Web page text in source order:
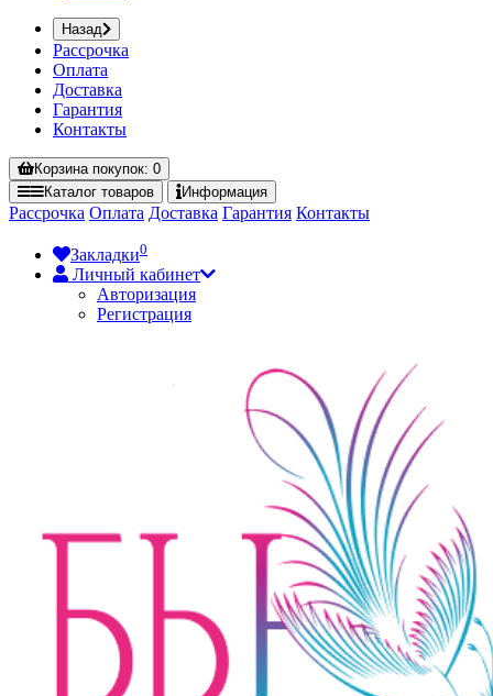
Назад
Рассрочка
Оплата
Доставка
Гарантия
Контакты
Корзинапокупок: 0
Каталог товаров Информация
Рассрочка Оплата Доставка Гарантия Контакты
Закладки0
Личный кабинет
Авторизация
Регистрация